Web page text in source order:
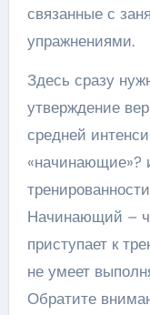
связанные с
упражнениями.
Здесь сразу
утверждение
средней
«начинающие»?
Начинающий –
приступает к
не умеет
Обратите